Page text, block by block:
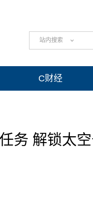
站内搜索
C财经
务 解锁太